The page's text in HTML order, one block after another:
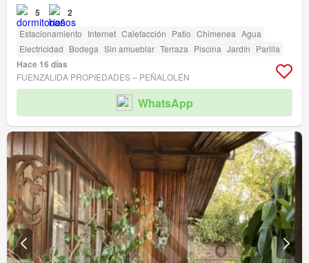
5 2
Estacionamiento Internet Calefacción Patio Chimenea Agua
Electricidad Bodega Sin amueblar Terraza Piscina Jardín Parilla
Hace 16 días
FUENZALIDA PROPIEDADES – PEÑALOLÉN
WhatsApp